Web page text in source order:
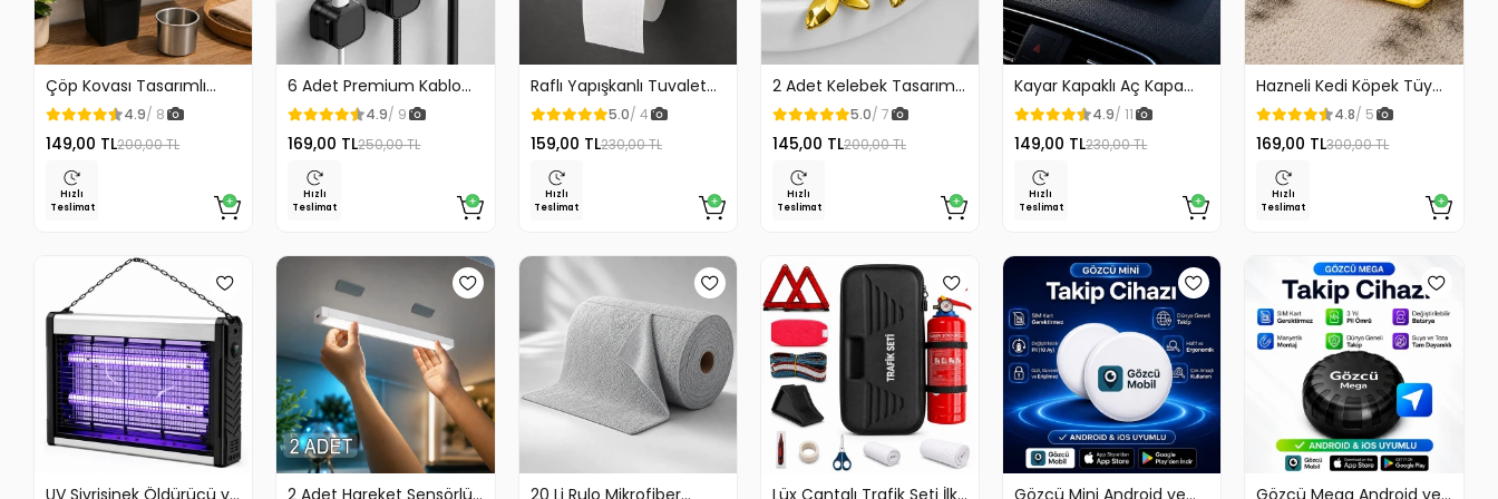
Çöp Kovası Tasarımlı
Küllük Duvar Masaüstü
ve Araç İçin Uygun
Kullanım
4.9/ 8
149,00 TL200,00 TL
Hızlı
Teslimat
6 Adet Premium Kablo
Düzenleyici Kablo
Tutucu Mıknatıslı Kapak
Özellikli
4.9/ 9
169,00 TL250,00 TL
Hızlı
Teslimat
Raflı Yapışkanlı Tuvalet
Kağıdı Askılığı
5.0/ 4
159,00 TL230,00 TL
Hızlı
Teslimat
2 Adet Kelebek Tasarım
Klozet Kaldırma Aparatı
Gold Renk
5.0/ 7
145,00 TL200,00 TL
Hızlı
Teslimat
Kayar Kapaklı Aç Kapa
Araç Torpido Üstü
Fosforlu Numaratör Park
Numaratörü
4.9/ 11
149,00 TL230,00 TL
Hızlı
Teslimat
Hazneli Kedi Köpek Tüy
Temizleyici Kıl Toplayıcı
Ördek Tasarımlı
4.8/ 5
169,00 TL300,00 TL
Hızlı
Teslimat